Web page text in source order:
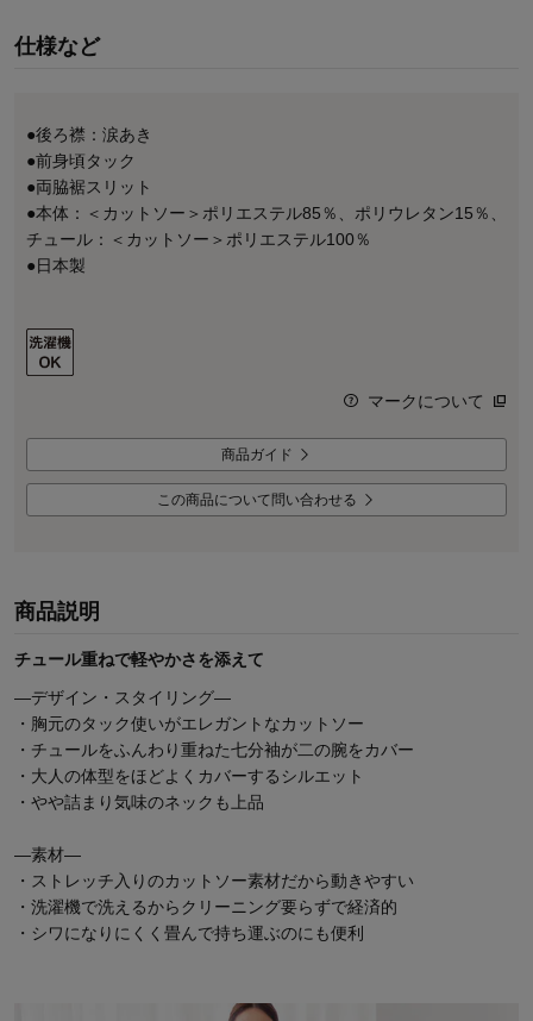
仕様など
●後ろ襟：涙あき
●前身頃タック
●両脇裾スリット
●本体：＜カットソー＞ポリエステル85％、ポリウレタン15％、
チュール：＜カットソー＞ポリエステル100％
●日本製
マークについて
商品ガイド
この商品について問い合わせる
商品説明
チュール重ねで軽やかさを添えて
―デザイン・スタイリング―
・胸元のタック使いがエレガントなカットソー
・チュールをふんわり重ねた七分袖が二の腕をカバー
・大人の体型をほどよくカバーするシルエット
・やや詰まり気味のネックも上品
―素材―
・ストレッチ入りのカットソー素材だから動きやすい
・洗濯機で洗えるからクリーニング要らずで経済的
・シワになりにくく畳んで持ち運ぶのにも便利